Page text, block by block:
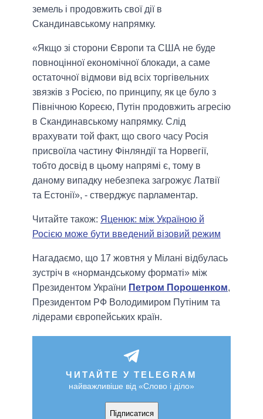
земель і продовжить свої дії в
Скандинавському напрямку.
«Якщо зі сторони Європи та США не буде
повноцінної економічної блокади, а саме
остаточної відмови від всіх торгівельних
звязків з Росією, по принципу, як це було з
Північною Кореєю, Путін продовжить агресію
в Скандинавському напрямку. Слід
врахувати той факт, що свого часу Росія
присвоїла частину Фінляндії та Норвегії,
тобто досвід в цьому напрямі є, тому в
даному випадку небезпека загрожує Латвії
та Естонії», - стверджує парламентар.
Читайте також: Яценюк: між Україною й
Росією може бути введений візовий режим
Нагадаємо, що 17 жовтня у Мілані відбулась
зустріч в «нормандському форматі» між
Президентом України Петром Порошенком,
Президентом РФ Володимиром Путіним та
лідерами європейських країн.
ЧИТАЙТЕ У TELEGRAM
найважливіше від «Слово і діло»
Підписатися